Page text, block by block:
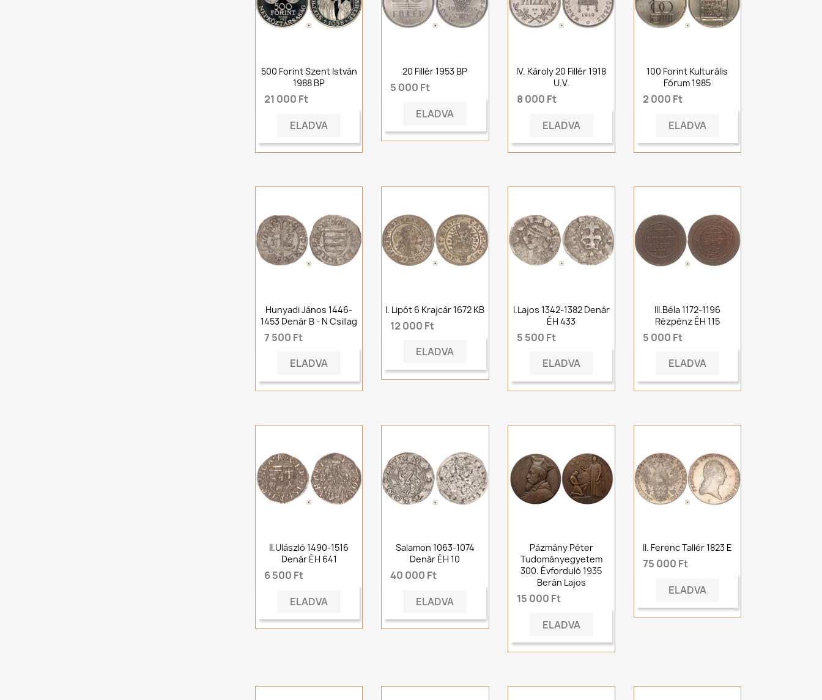
500 Forint Szent István
1988 BP
21 000 Ft
ELADVA
20 Fillér 1953 BP
5 000 Ft
ELADVA
IV. Károly 20 Fillér 1918
U.V.
8 000 Ft
ELADVA
100 Forint Kulturális
Fórum 1985
2 000 Ft
ELADVA
Hunyadi János 1446-
1453 Denár B - N Csillag
7 500 Ft
ELADVA
I. Lipót 6 Krajcár 1672 KB
12 000 Ft
ELADVA
I.Lajos 1342-1382 Denár
ÉH 433
5 500 Ft
ELADVA
III.Béla 1172-1196
Rézpénz ÉH 115
5 000 Ft
ELADVA
II.Ulászló 1490-1516
Denár ÉH 641
6 500 Ft
ELADVA
Salamon 1063-1074
Denár ÉH 10
40 000 Ft
ELADVA
Pázmány Péter
Tudományegyetem
300. Évforduló 1935
Berán Lajos
15 000 Ft
ELADVA
II. Ferenc Tallér 1823 E
75 000 Ft
ELADVA